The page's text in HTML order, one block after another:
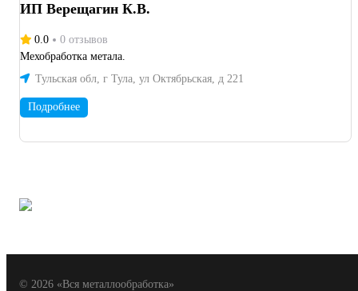
ИП Верещагин К.В.
0.0
0 отзывов
Мехобработка метала.
Тульская обл, г Тула, ул Октябрьская, д 221
Подробнее
© 2026 «Вся металлообработка»